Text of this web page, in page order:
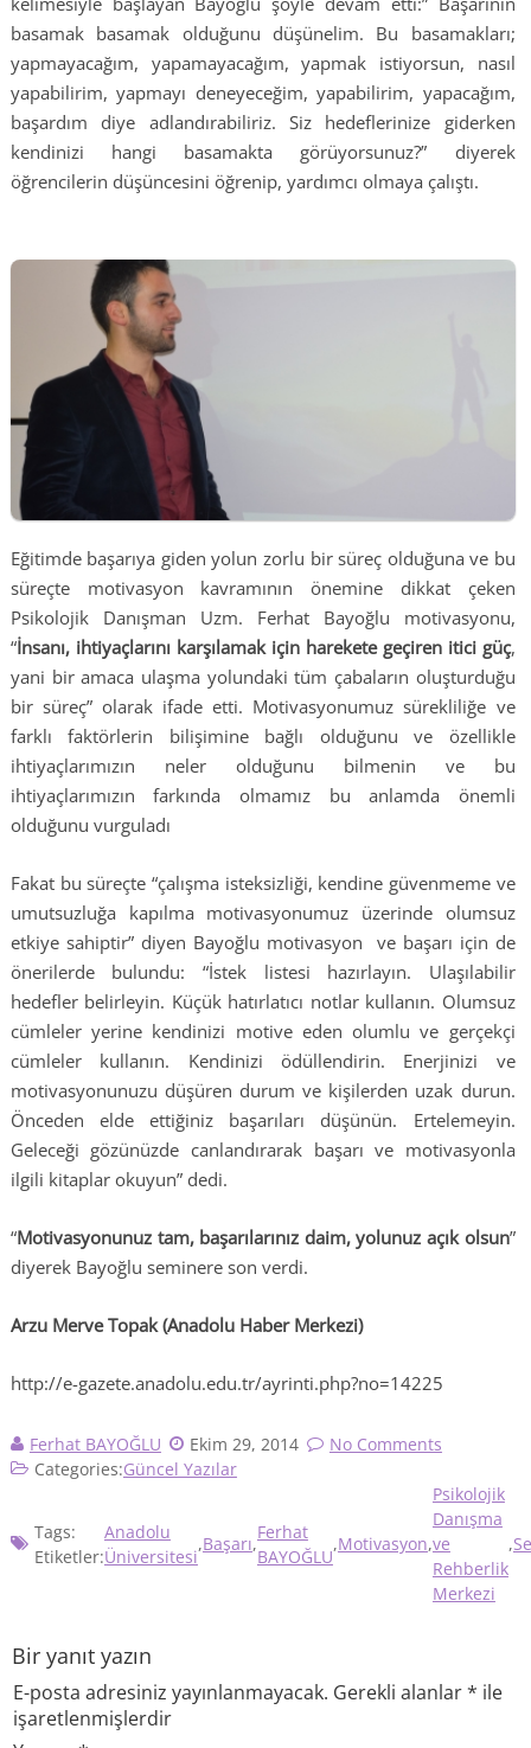
basamak basamak olduğunu düşünelim. Bu basamakları;
yapmayacağım, yapamayacağım, yapmak istiyorsun, nasıl
yapabilirim, yapmayı deneyeceğim, yapabilirim, yapacağım,
başardım diye adlandırabiliriz. Siz hedeflerinize giderken
kendinizi hangi basamakta görüyorsunuz?” diyerek
öğrencilerin düşüncesini öğrenip, yardımcı olmaya çalıştı.
Eğitimde başarıya giden yolun zorlu bir süreç olduğuna ve bu
süreçte motivasyon kavramının önemine dikkat çeken
Psikolojik Danışman Uzm. Ferhat Bayoğlu motivasyonu,
“İnsanı, ihtiyaçlarını karşılamak için harekete geçiren itici güç,
yani bir amaca ulaşma yolundaki tüm çabaların oluşturduğu
bir süreç” olarak ifade etti. Motivasyonumuz sürekliliğe ve
farklı faktörlerin bilişimine bağlı olduğunu ve özellikle
ihtiyaçlarımızın neler olduğunu bilmenin ve bu
ihtiyaçlarımızın farkında olmamız bu anlamda önemli
olduğunu vurguladı
Fakat bu süreçte “çalışma isteksizliği, kendine güvenmeme ve
umutsuzluğa kapılma motivasyonumuz üzerinde olumsuz
etkiye sahiptir” diyen Bayoğlu motivasyon ve başarı için de
önerilerde bulundu: “İstek listesi hazırlayın. Ulaşılabilir
hedefler belirleyin. Küçük hatırlatıcı notlar kullanın. Olumsuz
cümleler yerine kendinizi motive eden olumlu ve gerçekçi
cümleler kullanın. Kendinizi ödüllendirin. Enerjinizi ve
motivasyonunuzu düşüren durum ve kişilerden uzak durun.
Önceden elde ettiğiniz başarıları düşünün. Ertelemeyin.
Geleceği gözünüzde canlandırarak başarı ve motivasyonla
ilgili kitaplar okuyun” dedi.
“Motivasyonunuz tam, başarılarınız daim, yolunuz açık olsun”
diyerek Bayoğlu seminere son verdi.
Arzu Merve Topak (Anadolu Haber Merkezi)
http://e-gazete.anadolu.edu.tr/ayrinti.php?no=14225
Ferhat BAYOĞLU Ekim 29, 2014
No Comments
Categories:Güncel Yazılar
Tags:
Etiketler:
Anadolu
Üniversitesi
,Başarı,
Ferhat
BAYOĞLU
,Motivasyon,
Psikolojik
Danışma
ve
Rehberlik
Merkezi
,
Bir yanıt yazın
E-posta adresiniz yayınlanmayacak. Gerekli alanlar* ile
işaretlenmişlerdir